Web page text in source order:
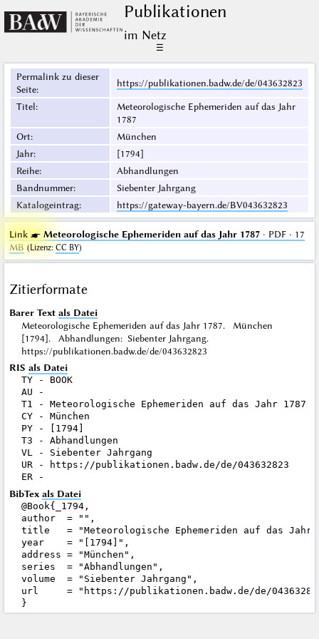
Publikationen
im Netz
☰
Permalink zu dieser
Seite:
https://publikationen.badw.de/de/043632823
Titel:
Meteorologische Ephemeriden auf das Jahr
1787
Ort:
München
Jahr:
[1794]
Reihe:
Abhandlungen
Bandnummer:
Siebenter Jahrgang
Katalogeintrag: https://gateway-bayern.de/BV043632823
Link ☛ Meteorologische Ephemeriden auf das Jahr 1787· PDF · 17
MB (Lizenz: CC BY)
Zitierformate
Barer Text als Datei
Meteorologische Ephemeriden auf das Jahr 1787. München
[1794]. Abhandlungen: Siebenter Jahrgang.
https://publikationen.badw.de/de/043632823
RIS als Datei
TY - BOOK
AU -
T1 - Meteorologische Ephemeriden auf das Jahr 1787
CY - München
PY - [1794]
T3 - Abhandlungen
VL - Siebenter Jahrgang
UR - https://publikationen.badw.de/de/043632823
BibTex als Datei
@Book{_1794,
author  = "",
title   = "Meteorologische Ephemeriden auf das Jahr
year    = "[1794]",
address = "München",
series  = "Abhandlungen",
volume  = "Siebenter Jahrgang",
url     = "https://publikationen.badw.de/de/